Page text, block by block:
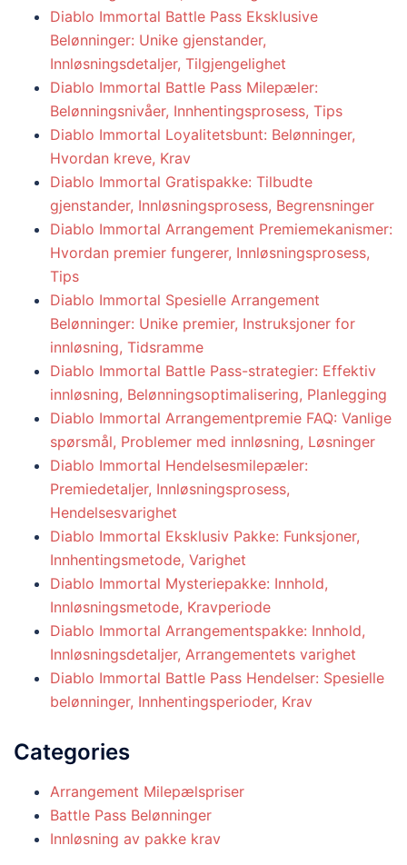
Diablo Immortal Battle Pass Eksklusive
Belønninger: Unike gjenstander,
Innløsningsdetaljer, Tilgjengelighet
Diablo Immortal Battle Pass Milepæler:
Belønningsnivåer, Innhentingsprosess, Tips
Diablo Immortal Loyalitetsbunt: Belønninger,
Hvordan kreve, Krav
Diablo Immortal Gratispakke: Tilbudte
gjenstander, Innløsningsprosess, Begrensninger
Diablo Immortal Arrangement Premiemekanismer:
Hvordan premier fungerer, Innløsningsprosess,
Tips
Diablo Immortal Spesielle Arrangement
Belønninger: Unike premier, Instruksjoner for
innløsning, Tidsramme
Diablo Immortal Battle Pass-strategier: Effektiv
innløsning, Belønningsoptimalisering, Planlegging
Diablo Immortal Arrangementpremie FAQ: Vanlige
spørsmål, Problemer med innløsning, Løsninger
Diablo Immortal Hendelsesmilepæler:
Premiedetaljer, Innløsningsprosess,
Hendelsesvarighet
Diablo Immortal Eksklusiv Pakke: Funksjoner,
Innhentingsmetode, Varighet
Diablo Immortal Mysteriepakke: Innhold,
Innløsningsmetode, Kravperiode
Diablo Immortal Arrangementspakke: Innhold,
Innløsningsdetaljer, Arrangementets varighet
Diablo Immortal Battle Pass Hendelser: Spesielle
belønninger, Innhentingsperioder, Krav
Categories
Arrangement Milepælspriser
Battle Pass Belønninger
Innløsning av pakke krav